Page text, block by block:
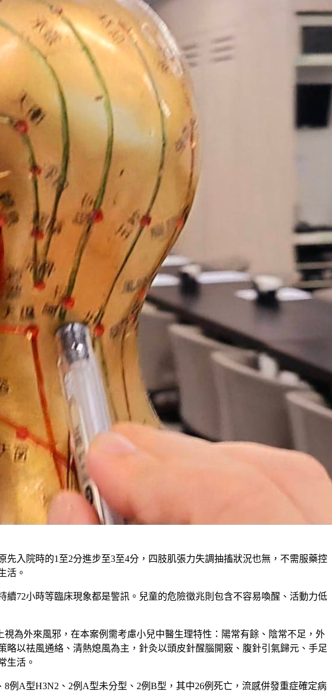
入院時的1至2分進步至3至4分，四肢肌張力失調抽搐狀況也無，不需服藥控
活。
72小時等臨床現象都是警訊。兒童的危險徵兆則包含不容易喚醒、活動力低
為外來風邪，在本案例需考慮小兒中醫生理特性：陽常有餘、陰常不足，外
以祛風通絡、清熱熄風為主，針灸以頭皮針醒腦開竅、腹針引氣歸元、手足
生活。
例A型H3N2、2例A型未分型、2例B型，其中26例死亡，流感併發重症確定病